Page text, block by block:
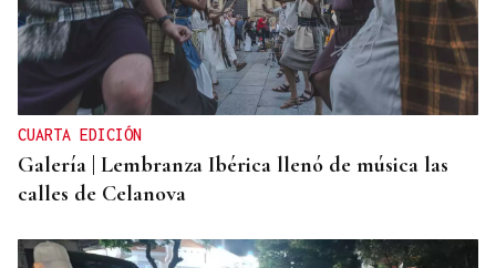
CUARTA EDICIÓN
Galería | Lembranza Ibérica llenó de música las
calles de Celanova